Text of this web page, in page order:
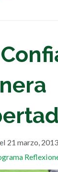
el 21 marzo, 2013